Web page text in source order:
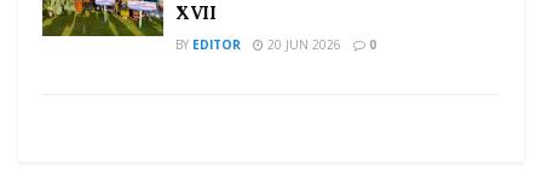
XVII
BY EDITOR 20 JUN 2026 0